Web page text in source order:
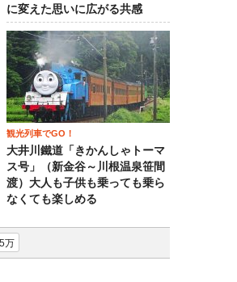
に変えた思いに広がる共感
観光列車でGO！
大井川鐵道「きかんしゃトーマ
ス号」（新金谷～川根温泉笹間
渡）大人も子供も乗っても乗ら
なくても楽しめる
万